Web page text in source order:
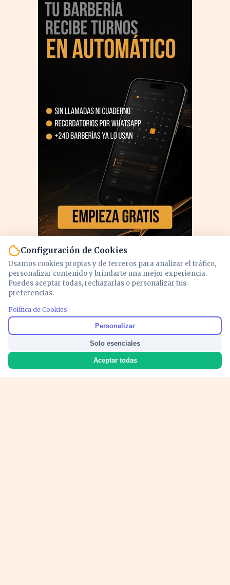
Configuración de Cookies
Usamos cookies propias y de terceros para analizar el tráfico,
personalizar contenido y brindarte una mejor experiencia.
Puedes aceptar todas, rechazarlas o personalizar tus
preferencias.
Política de Cookies
Personalizar
Solo esenciales
Aceptar todas